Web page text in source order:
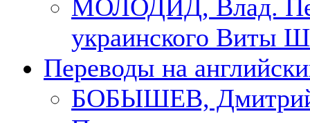
МОЛОДИД, Влад.
украинского Виты
Переводы на
БОБЫШЕВ,